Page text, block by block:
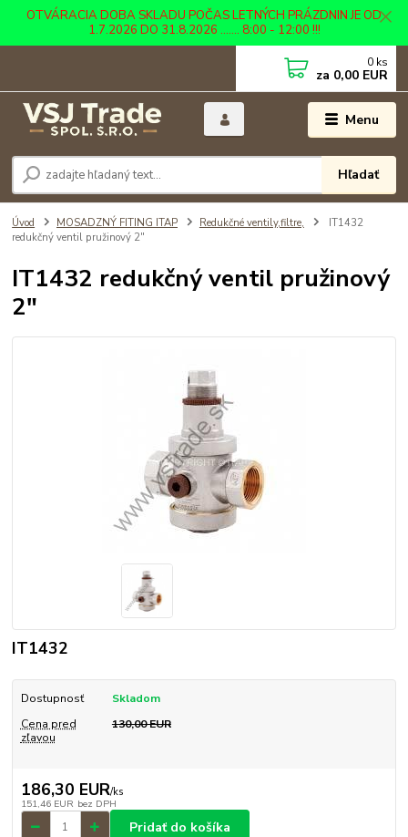
OTVÁRACIA DOBA SKLADU POČAS LETNÝCH PRÁZDNIN JE OD
1.7.2026 DO 31.8.2026 ....... 8:00 - 12:00 !!!
Menu
Hľadať
0 ks
za 0,00 EUR
Úvod MOSADZNÝ FITING ITAP Redukčné ventily,filtre,
IT1432
redukčný ventil pružinový 2"
IT1432 redukčný ventil pružinový
2"
IT1432
Dostupnosť
Skladom
Cena pred
zľavou
130,00 EUR
186,30 EUR/ks
151,46 EUR bez DPH
Pridať do košíka